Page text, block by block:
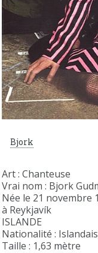
Bjork
Art : Chanteuse
Vrai nom : Bjork
Née le 21 novembre
à Reykjavík
ISLANDE
Nationalité :
Taille : 1,63 mètre